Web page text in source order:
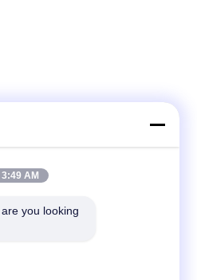
3:49 AM
you looking